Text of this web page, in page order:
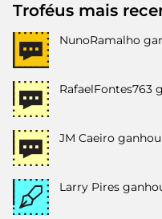
Troféus mais
NunoRamalho
RafaelFontes763
JM Caeiro
Larry Pires